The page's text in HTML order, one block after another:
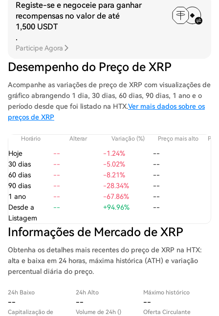
Registe-se e negoceie para ganhar
recompensas no valor de até
1,500 USDT
.
Participe Agora
Desempenho do Preço de XRP
Acompanhe as variações de preço de XRP com visualizações de
gráfico abrangendo 1 dia, 30 dias, 60 dias, 90 dias, 1 ano e o
período desde que foi listado na HTX.Ver mais dados sobre os
preços de XRP
Horário Alterar Variação (%) Preço mais alto
Hoje -- -1.24%
--
30 dias
-- -5.02%
--
60 dias
-- -8.21%
--
90 dias
-- -28.34%
--
1 ano
-- -67.86%
--
Desde a
Listagem
-- +94.96% --
Informações de Mercado de XRP
Obtenha os detalhes mais recentes do preço de XRP na HTX:
alta e baixa em 24 horas, máxima histórica (ATH) e variação
percentual diária do preço.
24h Baixo
--
24h Alto
--
Máximo histórico
--
Capitalização de
Volume de 24h () Oferta Circulante